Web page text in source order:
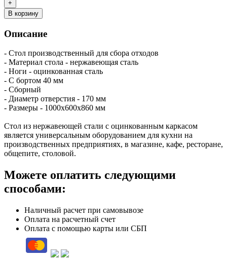
В корзину
Описание
- Стол производственный для сбора отходов
- Материал стола - нержавеющая сталь
- Ноги - оцинкованная сталь
- С бортом 40 мм
- Сборный
- Диаметр отверстия - 170 мм
- Размеры - 1000х600х860 мм
Стол из нержавеющей стали с оцинкованным каркасом
является универсальным оборудованием для кухни на
производственных предприятиях, в магазине, кафе, ресторане,
общепите, столовой.
Можете оплатить следующими
способами:
Наличный расчет при самовывозе
Оплата на расчетный счет
Оплата с помощью карты или СБП